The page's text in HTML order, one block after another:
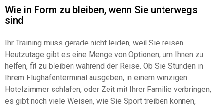
Wie in Form zu bleiben, wenn Sie unterwegs
sind
Ihr Training muss gerade nicht leiden, weil Sie reisen.
Heutzutage gibt es eine Menge von Optionen, um Ihnen zu
helfen, fit zu bleiben während der Reise. Ob Sie Stunden in
Ihrem Flughafenterminal ausgeben, in einem winzigen
Hotelzimmer schlafen, oder Zeit mit Ihrer Familie verbringen,
es gibt noch viele Weisen, wie Sie Sport treiben können,